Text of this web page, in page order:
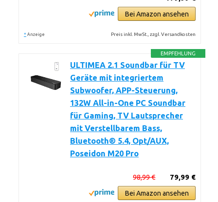
Bei Amazon ansehen
* Anzeige Preis inkl. MwSt., zzgl. Versandkosten
EMPFEHLUNG
ULTIMEA 2.1 Soundbar für TV
Geräte mit integriertem
Subwoofer, APP-Steuerung,
132W All-in-One PC Soundbar
für Gaming, TV Lautsprecher
mit Verstellbarem Bass,
Bluetooth® 5.4, Opt/AUX,
Poseidon M20 Pro
79,99 €
98,99 €
Bei Amazon ansehen